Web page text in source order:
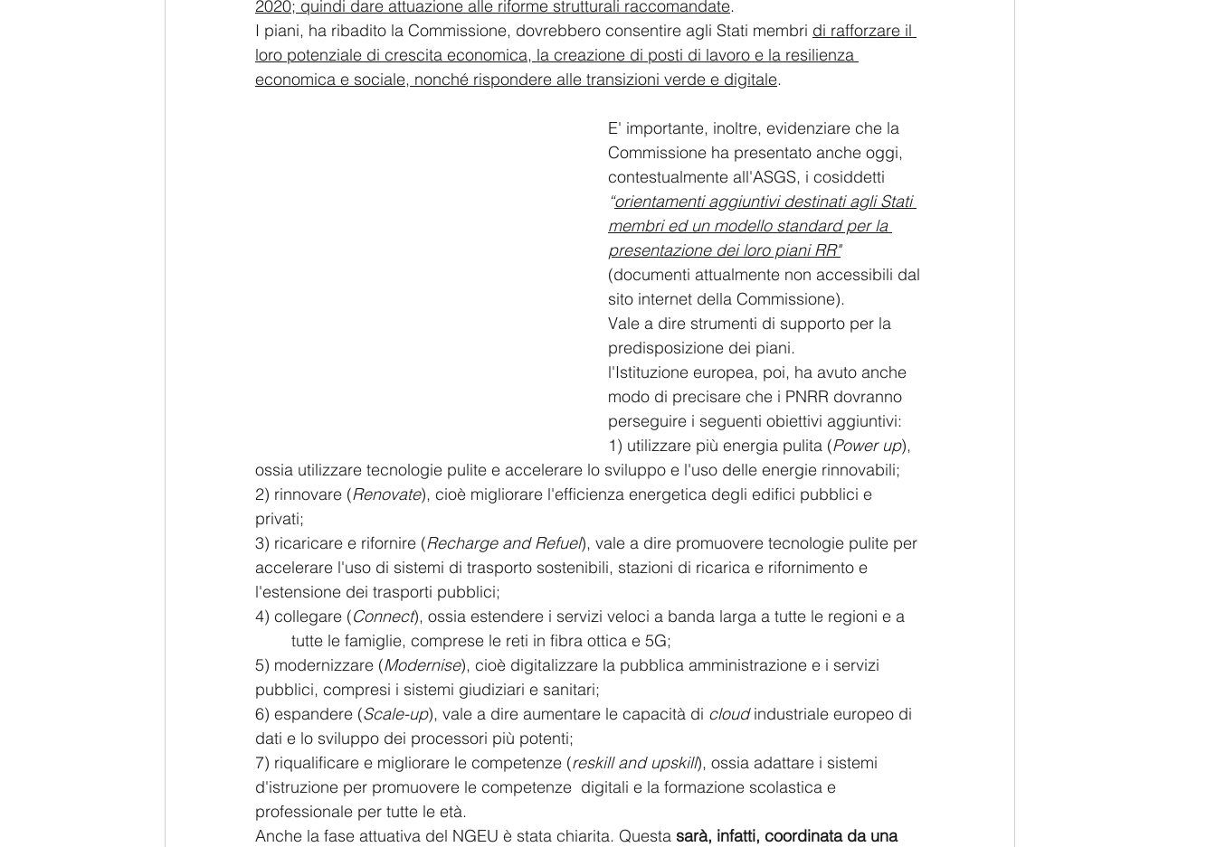
2020; quindi dare attuazione alle riforme strutturali raccomandate.
I piani, ha ribadito la Commissione, dovrebbero consentire agli Stati membri di rafforzare il
loro potenziale di crescita economica, la creazione di posti di lavoro e la resilienza
economica e sociale, nonché rispondere alle transizioni verde e digitale.
E' importante, inoltre, evidenziare che la
Commissione ha presentato anche oggi,
contestualmente all'ASGS, i cosiddetti
“orientamenti aggiuntivi destinati agli Stati
membri ed un modello standard per la
presentazione dei loro piani RR"
(documenti attualmente non accessibili dal
sito internet della Commissione).
Vale a dire strumenti di supporto per la
predisposizione dei piani.
l'Istituzione europea, poi, ha avuto anche
modo di precisare che i PNRR dovranno
perseguire i seguenti obiettivi aggiuntivi:
1) utilizzare più energia pulita (Power up),
ossia utilizzare tecnologie pulite e accelerare lo sviluppo e l'uso delle energie rinnovabili;
2) rinnovare (Renovate), cioè migliorare l'efficienza energetica degli edifici pubblici e
privati;
3) ricaricare e rifornire (Recharge and Refuel), vale a dire promuovere tecnologie pulite per
accelerare l'uso di sistemi di trasporto sostenibili, stazioni di ricarica e rifornimento e
l'estensione dei trasporti pubblici;
4) collegare (Connect), ossia estendere i servizi veloci a banda larga a tutte le regioni e a
	tutte le famiglie, comprese le reti in fibra ottica e 5G;
5) modernizzare (Modernise), cioè digitalizzare la pubblica amministrazione e i servizi
pubblici, compresi i sistemi giudiziari e sanitari;
6) espandere (Scale-up), vale a dire aumentare le capacità di cloud industriale europeo di
dati e lo sviluppo dei processori più potenti;
7) riqualificare e migliorare le competenze (reskill and upskill), ossia adattare i sistemi
d'istruzione per promuovere le competenze 	digitali e la formazione scolastica e
professionale per tutte le età.
Anche la fase attuativa del NGEU è stata chiarita. Questa sarà, infatti, coordinata da una